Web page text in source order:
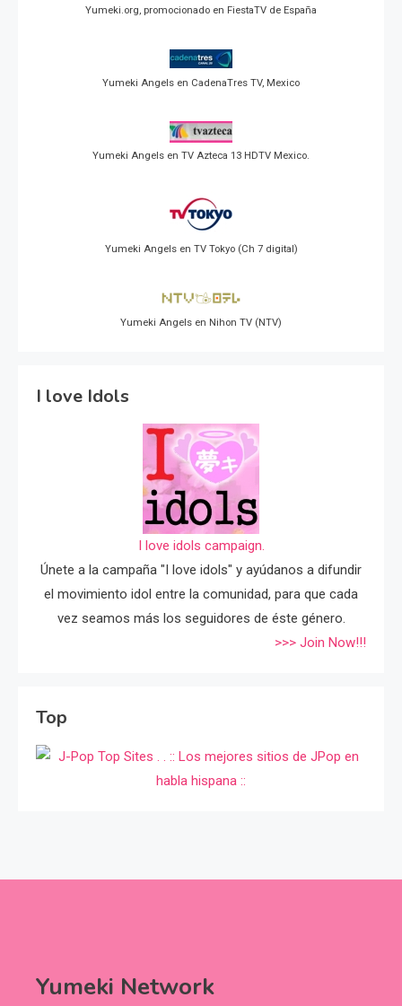
Yumeki.org, promocionado en FiestaTV de España
Yumeki Angels en CadenaTres TV, Mexico
Yumeki Angels en TV Azteca 13 HDTV Mexico.
Yumeki Angels en TV Tokyo (Ch 7 digital)
Yumeki Angels en Nihon TV (NTV)
I love Idols
I love idols campaign.
Únete a la campaña "I love idols" y ayúdanos a difundir
el movimiento idol entre la comunidad, para que cada
vez seamos más los seguidores de éste género.
>>> Join Now!!!
Top
Yumeki Network